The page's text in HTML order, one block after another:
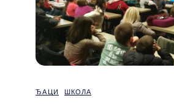
ЂАЦИ ШКОЛА